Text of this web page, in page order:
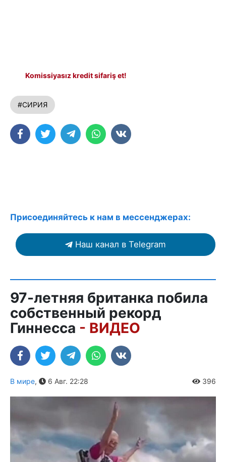
Komissiyasız kredit sifariş et!
#СИРИЯ
Присоединяйтесь к нам в мессенджерах:
Наш канал в Telegram
97-летняя британка побила
собственный рекорд
Гиннесса - ВИДЕО
В мире, 6 Авг. 22:28 396